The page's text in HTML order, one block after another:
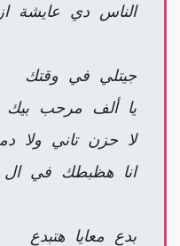
الناس دي عايشة
جيتلي في وقتك
يا ألف مرحب بيك
لا حزن تاني ولا
انا هظبطك في
بدع معايا هتبدع